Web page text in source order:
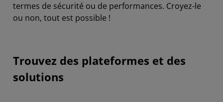
termes de sécurité ou de performances. Croyez-le
ou non, tout est possible !
Trouvez des plateformes et des
solutions